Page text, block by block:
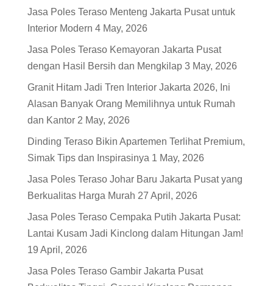
Jasa Poles Teraso Menteng Jakarta Pusat untuk
Interior Modern 4 May, 2026
Jasa Poles Teraso Kemayoran Jakarta Pusat
dengan Hasil Bersih dan Mengkilap 3 May, 2026
Granit Hitam Jadi Tren Interior Jakarta 2026, Ini
Alasan Banyak Orang Memilihnya untuk Rumah
dan Kantor 2 May, 2026
Dinding Teraso Bikin Apartemen Terlihat Premium,
Simak Tips dan Inspirasinya 1 May, 2026
Jasa Poles Teraso Johar Baru Jakarta Pusat yang
Berkualitas Harga Murah 27 April, 2026
Jasa Poles Teraso Cempaka Putih Jakarta Pusat:
Lantai Kusam Jadi Kinclong dalam Hitungan Jam!
19 April, 2026
Jasa Poles Teraso Gambir Jakarta Pusat